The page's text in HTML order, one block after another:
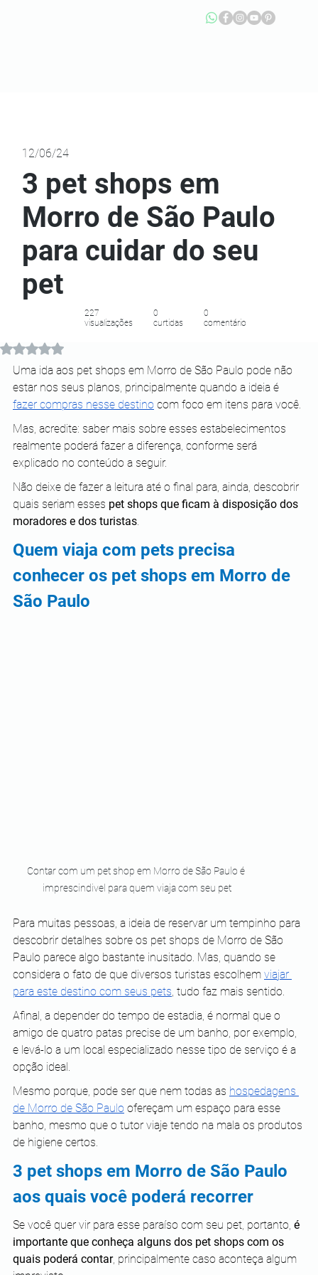
Avaliado com NaN de 5 estrelas.
Uma ida aos pet shops em Morro de São Paulo pode não
estar nos seus planos, principalmente quando a ideia é
fazer compras nesse destino com foco em itens para você.
Mas, acredite: saber mais sobre esses estabelecimentos
realmente poderá fazer a diferença, conforme será
explicado no conteúdo a seguir.
Não deixe de fazer a leitura até o final para, ainda, descobrir
quais seriam esses pet shops que ficam à disposição dos
moradores e dos turistas.
Quem viaja com pets precisa
conhecer os pet shops em Morro de
São Paulo
Contar com um pet shop em Morro de São Paulo é
imprescindivel para quem viaja com seu pet
Para muitas pessoas, a ideia de reservar um tempinho para
descobrir detalhes sobre os pet shops de Morro de São
Paulo parece algo bastante inusitado. Mas, quando se
considera o fato de que diversos turistas escolhem viajar
para este destino com seus pets, tudo faz mais sentido.
Afinal, a depender do tempo de estadia, é normal que o
amigo de quatro patas precise de um banho, por exemplo,
e levá-lo a um local especializado nesse tipo de serviço é a
opção ideal.
Mesmo porque, pode ser que nem todas as hospedagens
de Morro de São Paulo ofereçam um espaço para esse
banho, mesmo que o tutor viaje tendo na mala os produtos
de higiene certos.
3 pet shops em Morro de São Paulo
aos quais você poderá recorrer
Se você quer vir para esse paraíso com seu pet, portanto, é
importante que conheça alguns dos pet shops com os
quais poderá contar, principalmente caso aconteça algum
227
visualizações
0
curtidas
0
comentário
3 pet shops em
Morro de São Paulo
para cuidar do seu
pet
12/06/24